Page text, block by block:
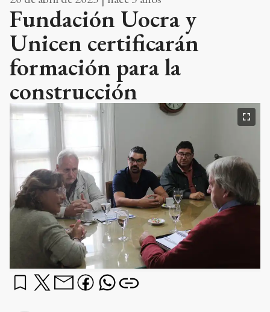
Fundación Uocra y
Unicen certificarán
formación para la
construcción